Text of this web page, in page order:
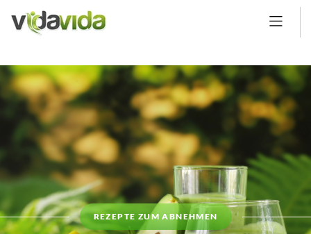
REZEPTE ZUM ABNEHMEN